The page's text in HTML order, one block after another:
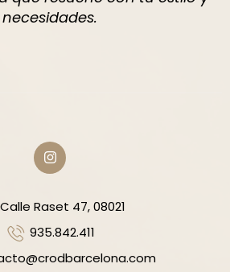
necesidades.
Calle Raset 47, 08021
935.842.411